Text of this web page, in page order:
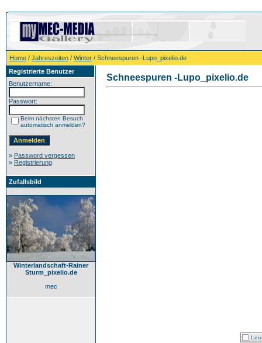
Home / Jahreszeiten / Winter / Schneespuren -Lupo_pixelio.de
Registrierte Benutzer
Benutzername:
Passwort:
Beim nächsten Besuch
automatisch anmelden?
» Password vergessen
» Registrierung
Zufallsbild
Winterlandschaft-Rainer
Sturm_pixelio.de
mec
Schneespuren -Lupo_pixelio.de